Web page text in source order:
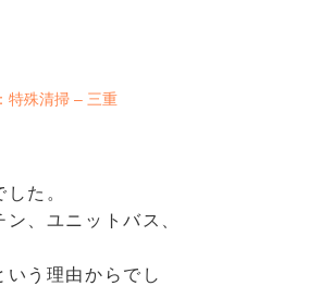
特殊清掃 – 三重
た。
、ユニットバス、
う理由からでし